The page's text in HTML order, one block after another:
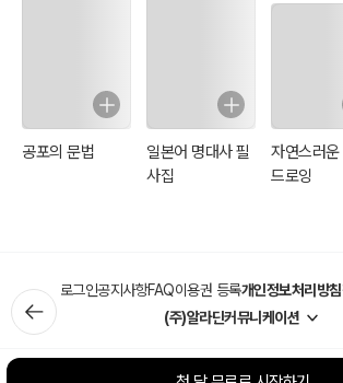
‘혹시 고박사님이 나를 사랑하는 것은 아닐까?’라고.
<등장인물>
주 아 / 36세, 20세, 23세
고박사 / 45세, 정신병원 의사
경 준 / 40세, 사기꾼
모 친 / 60세, 주아의 모친
오 빠 / 39세, 주아의 오빠
공포의 문법
일본어 명대사 필
사집
자연스러운
드로잉
로그인공지사항FAQ이용권 등록개인정보처리방침
(주)알라딘커뮤니케이션